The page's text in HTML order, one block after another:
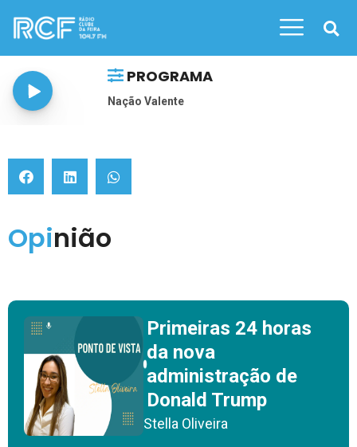
PROGRAMA
Nação Valente
OpiNião
Primeiras 24 horas
da nova
administração de
Donald Trump
Stella Oliveira